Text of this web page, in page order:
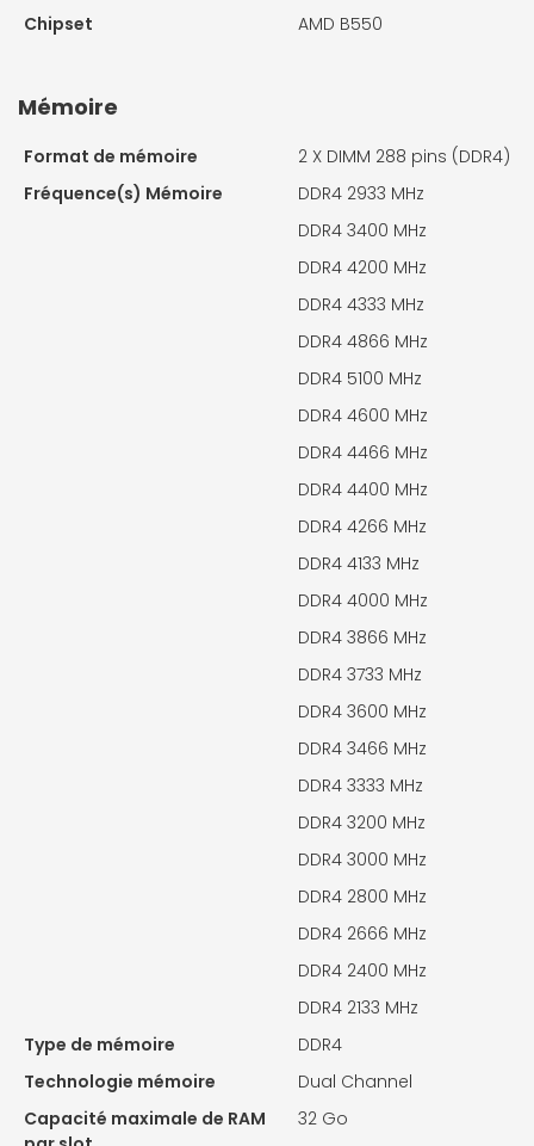
Chipset AMD B550
Mémoire
Format de mémoire 2 X DIMM 288 pins (DDR4)
Fréquence(s) Mémoire
DDR4 2933 MHz
DDR4 3400 MHz
DDR4 4200 MHz
DDR4 4333 MHz
DDR4 4866 MHz
DDR4 5100 MHz
DDR4 4600 MHz
DDR4 4466 MHz
DDR4 4400 MHz
DDR4 4266 MHz
DDR4 4133 MHz
DDR4 4000 MHz
DDR4 3866 MHz
DDR4 3733 MHz
DDR4 3600 MHz
DDR4 3466 MHz
DDR4 3333 MHz
DDR4 3200 MHz
DDR4 3000 MHz
DDR4 2800 MHz
DDR4 2666 MHz
DDR4 2400 MHz
DDR4 2133 MHz
Type de mémoire
DDR4
Technologie mémoire
Dual Channel
Capacité maximale de RAM
32 Go